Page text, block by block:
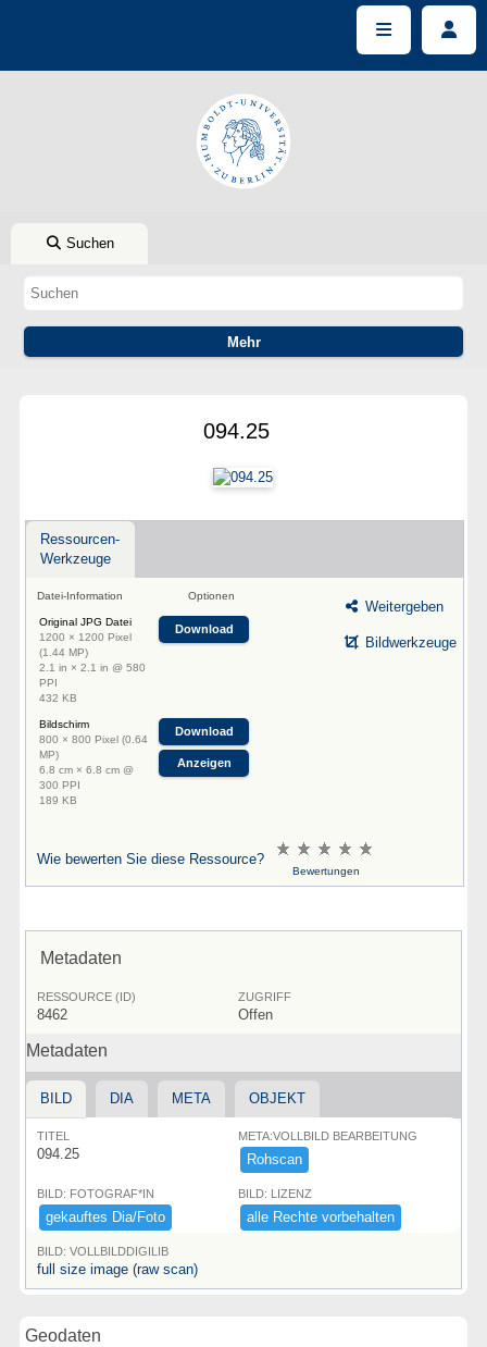
Suchen
094.25
Ressourcen-
Werkzeuge
Datei-Information Optionen
Original JPG Datei
1200 × 1200 Pixel
(1.44 MP)
2.1 in × 2.1 in @ 580
PPI
432 KB
Download
Bildschirm
800 × 800 Pixel (0.64
MP)
6.8 cm × 6.8 cm @
300 PPI
189 KB
Download
Anzeigen
Weitergeben
Bildwerkzeuge
Wie bewerten Sie diese Ressource?
Bewertungen
Metadaten
RESSOURCE (ID)
8462
ZUGRIFF
Offen
Metadaten
BILD DIA META OBJEKT
TITEL
094.25
META:VOLLBILD BEARBEITUNG
Rohscan
BILD: FOTOGRAF*IN
gekauftes ​Dia/​Foto
BILD: LIZENZ
alle ​Rechte ​vorbehalten
BILD: VOLLBILDDIGILIB
full size image (raw scan)
Geodaten